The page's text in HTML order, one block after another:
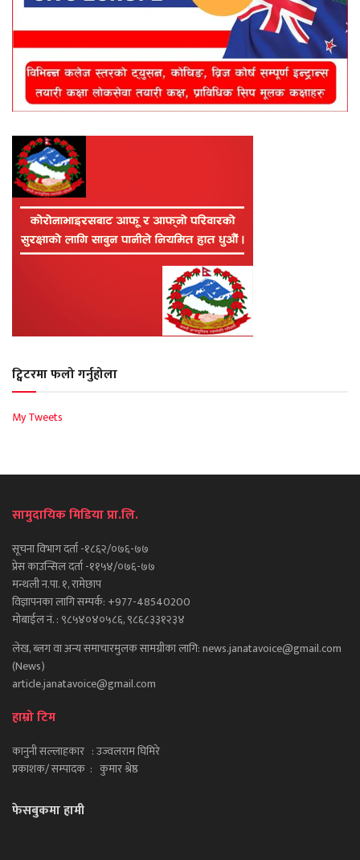
ट्विटरमा फलो गर्नुहोला
My Tweets
सामुदायिक मिडिया प्रा.लि.
सूचना विभाग दर्ता -१८६२/०७६-७७
प्रेस काउन्सिल दर्ता -११५४/०७६-७७
मन्थली न.पा. १, रामेछाप
विज्ञापनका लागि सम्पर्क: +977-48540200
मोबाईल नं. : ९८५४०४०५८६, ९८६८३३१२३४
लेख, ब्लग वा अन्य समाचारमुलक सामग्रीका लागि: news.janatavoice@gmail.com
(News)
article.janatavoice@gmail.com
हाम्रो टिम
कानुनी सल्लाहकार : उज्वलराम घिमिरे
प्रकाशक/ सम्पादक : कुमार श्रेष्ठ
फेसबुकमा हामी